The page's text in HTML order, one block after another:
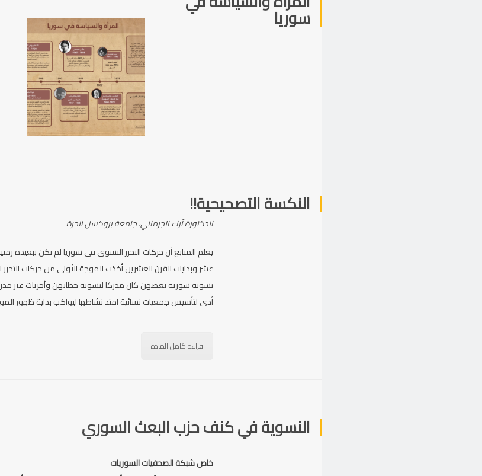
سوريا
النكسة التصحيحية!!
الدكتورة آراء الجرماني، جامعة بروكسل الحرة
يعلم المتابع أن حركات التحرر النسوي في سوريا لم تكن ببعيدة
عشر وبدايات القرن العشرين أخذت الموجة الأولى من حركات
نسوية سورية بعضهن كان مدركا لنسوية خطابهن وأخريات غير
أدى لتأسيس جمعيات نسائية امتد نشاطها ليواكب بداية ظهور
قراءة كامل المادة
النسوية في كنف حزب البعث السوري
خاص شبكة الصحفيات السوريات